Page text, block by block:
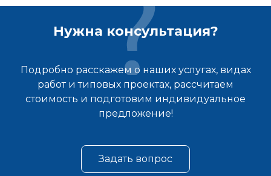
Нужна консультация?
Подробно расскажем о наших услугах, видах
работ и типовых проектах, рассчитаем
стоимость и подготовим индивидуальное
предложение!
Задать вопрос